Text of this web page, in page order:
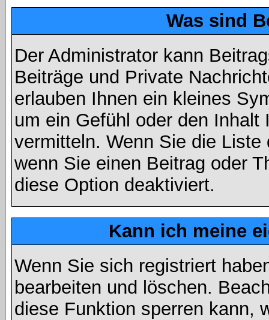
Was sind
Der Administrator kann
Beiträge und Private
erlauben Ihnen ein kleines
um ein Gefühl oder den
vermitteln. Wenn Sie die
wenn Sie einen Beitrag oder
diese Option deaktiviert.
Kann ich meine
Wenn Sie sich registriert
bearbeiten und löschen.
diese Funktion sperren kann,